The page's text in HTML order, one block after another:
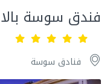
فندق سوسة
فنادق سوسة